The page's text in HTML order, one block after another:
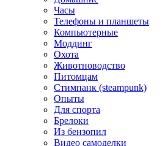
Часы
Телефоны и планшеты
Компьютерные
Моддинг
Охота
Животноводство
Питомцам
Стимпанк (steampunk)
Опыты
Для спорта
Брелоки
Из бензопил
Видео самоделки